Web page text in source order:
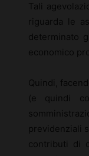
Tali
riguarda le
determinato
economico
Quindi,
(e quindi
previdenziali
contributi di